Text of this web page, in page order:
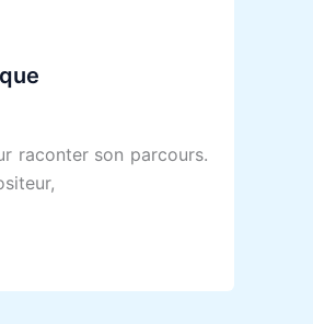
raconter son parcours.